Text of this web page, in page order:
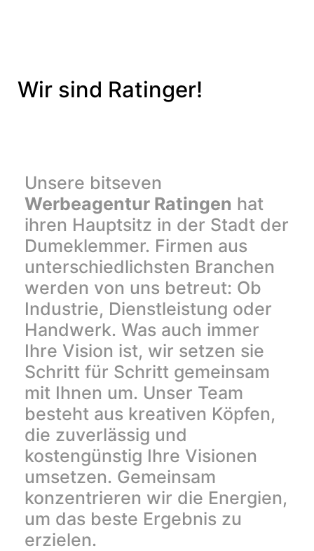
Wir sind Ratinger!
Unsere bitseven
Werbeagentur Ratingen hat
ihren Hauptsitz in der Stadt der
Dumeklemmer. Firmen aus
unterschiedlichsten Branchen
werden von uns betreut: Ob
Industrie, Dienstleistung oder
Handwerk. Was auch immer
Ihre Vision ist, wir setzen sie
Schritt für Schritt gemeinsam
mit Ihnen um. Unser Team
besteht aus kreativen Köpfen,
die zuverlässig und
kostengünstig Ihre Visionen
umsetzen. Gemeinsam
konzentrieren wir die Energien,
um das beste Ergebnis zu
erzielen.